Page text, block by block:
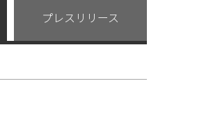
プレスリリース